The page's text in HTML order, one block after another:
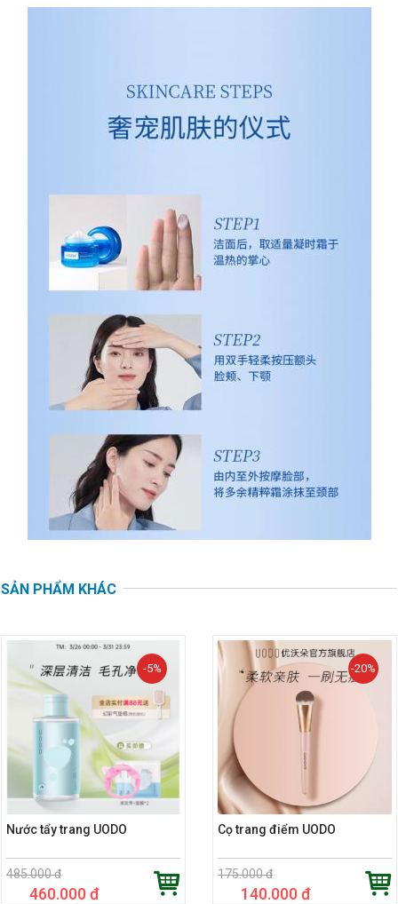
SẢN PHẨM KHÁC
-5%
Nước tẩy trang UODO
485.000 đ
460.000 đ
-20%
Cọ trang điểm UODO
175.000 đ
140.000 đ